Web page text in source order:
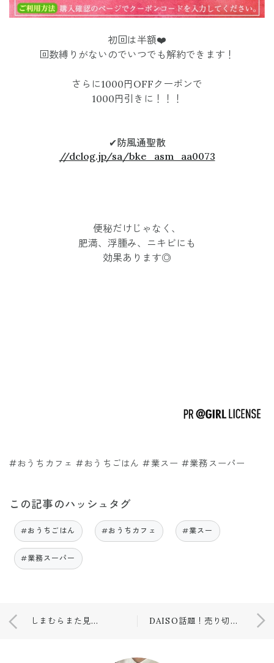
初回は半額❤️
回数縛りがないのでいつでも解約できます！
さらに1000円OFFクーポンで
1000円引きに！！！
✔︎防風通聖散
//dclog.jp/sa/bke_asm_aa0073
便秘だけじゃなく、
肥満、浮腫み、ニキビにも
効果あります◎
#おうちカフェ #おうちごはん #業スー #業務スーパー
この記事のハッシュタグ
#おうちごはん #おうちカフェ #業スー
#業務スーパー
しまむらまた見つけた！高見えすぎるカゴバッグ❤️ DAISO話題！売り切れ続出の…！